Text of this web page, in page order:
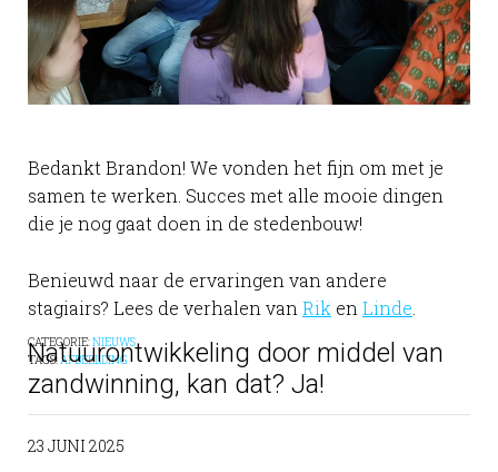
Bedankt Brandon! We vonden het fijn om met je
samen te werken. Succes met alle mooie dingen
die je nog gaat doen in de stedenbouw!
Benieuwd naar de ervaringen van andere
stagiairs? Lees de verhalen van Rik en Linde
CATEGORIE:NIEUWS
TAGS:AFBEELDING
Natuurontwikkeling door middel van
zandwinning, kan dat? Ja!
23 JUNI 2025